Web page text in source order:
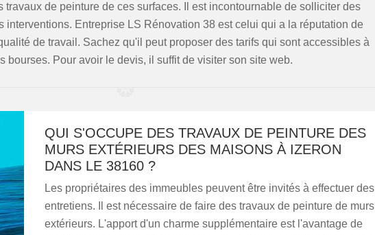
travaux de peinture de ces surfaces. Il est incontournable de solliciter des
interventions. Entreprise LS Rénovation 38 est celui qui a la réputation de
de travail. Sachez qu'il peut proposer des tarifs qui sont accessibles à
bourses. Pour avoir le devis, il suffit de visiter son site web.
QUI S'OCCUPE DES TRAVAUX DE PEINTURE DES
MURS EXTÉRIEURS DES MAISONS À IZERON
DANS LE 38160 ?
Les propriétaires des immeubles peuvent être invités à effectuer des
entretiens. Il est nécessaire de faire des travaux de peinture de murs
extérieurs. L'apport d'un charme supplémentaire est l'avantage de